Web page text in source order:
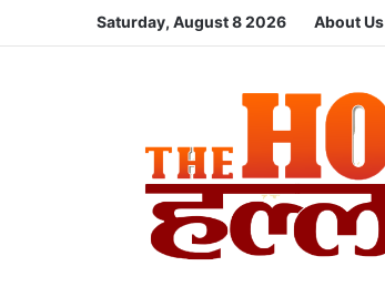
Saturday, August 8 2026 About Us